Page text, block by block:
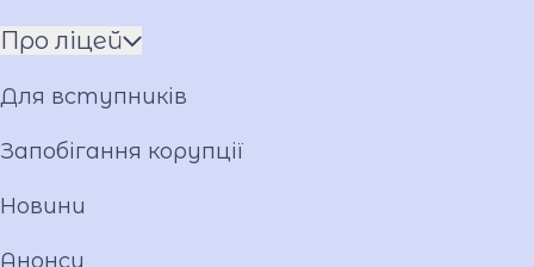
Про ліцей
Установчі документи
Мова освітнього процесу
Команда
Для вступників
Запобігання корупції
Новини
Анонси